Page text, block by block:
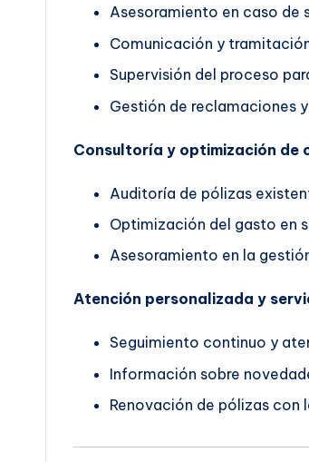
Asesoramiento en caso de
Comunicación y
Supervisión del proceso
Gestión de reclamaciones
Consultoría y optimización de
Auditoría de pólizas
Optimización del gasto en
Asesoramiento en la
Atención personalizada y
Seguimiento continuo y
Información sobre
Renovación de pólizas con